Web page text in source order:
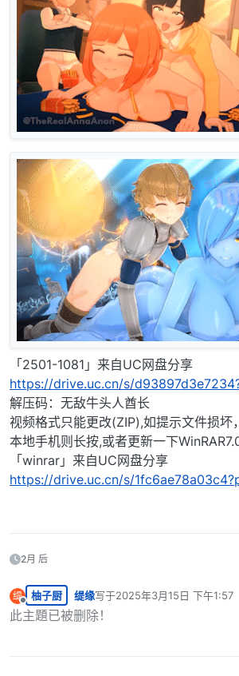
「2501-1081」来自UC网盘分享
https://drive.uc.cn/s/
解压码：无敌牛头人酋长
视频格式只能更改(ZIP),如提示文件损坏
本地手机则长按,或者更新一下
「winrar」来自UC网盘分享
https://drive.uc.cn/s/
2月 后
缇
离线
柚子厨 缇缘写于2025年3月15日 下午1:57
最后由 编辑
此主題已被删除！